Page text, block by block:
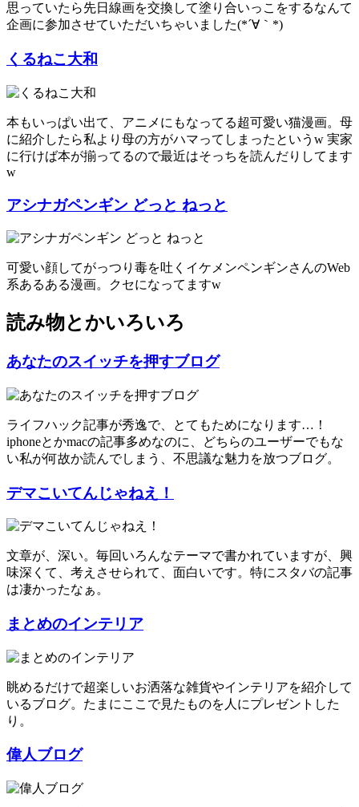
思っていたら先日線画を交換して塗り合いっこをするなんて
企画に参加させていただいちゃいました(*´∀｀*)
くるねこ大和
本もいっぱい出て、アニメにもなってる超可愛い猫漫画。母
に紹介したら私より母の方がハマってしまったというw 実家
に行けば本が揃ってるので最近はそっちを読んだりしてます
w
アシナガペンギン どっと ねっと
可愛い顔してがっつり毒を吐くイケメンペンギンさんのWeb
系あるある漫画。クセになってますw
読み物とかいろいろ
あなたのスイッチを押すブログ
ライフハック記事が秀逸で、とてもためになります…！
iphoneとかmacの記事多めなのに、どちらのユーザーでもな
い私が何故か読んでしまう、不思議な魅力を放つブログ。
デマこいてんじゃねえ！
文章が、深い。毎回いろんなテーマで書かれていますが、興
味深くて、考えさせられて、面白いです。特にスタバの記事
は凄かったなぁ。
まとめのインテリア
眺めるだけで超楽しいお洒落な雑貨やインテリアを紹介して
いるブログ。たまにここで見たものを人にプレゼントした
り。
偉人ブログ